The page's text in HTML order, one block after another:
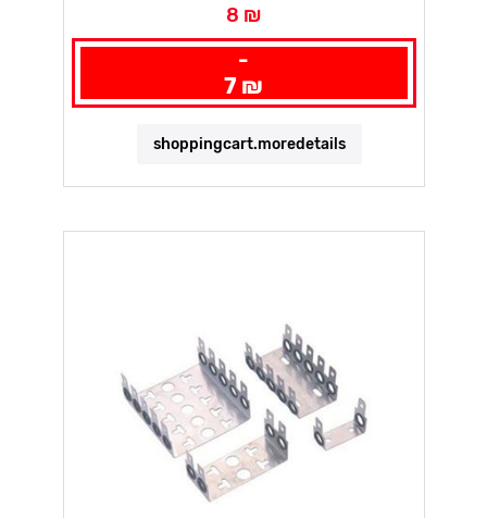
8 ₪
-
7 ₪
shoppingcart.moredetails